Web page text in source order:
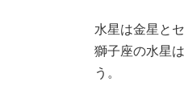
水星は金星と
獅子座の水星
う。